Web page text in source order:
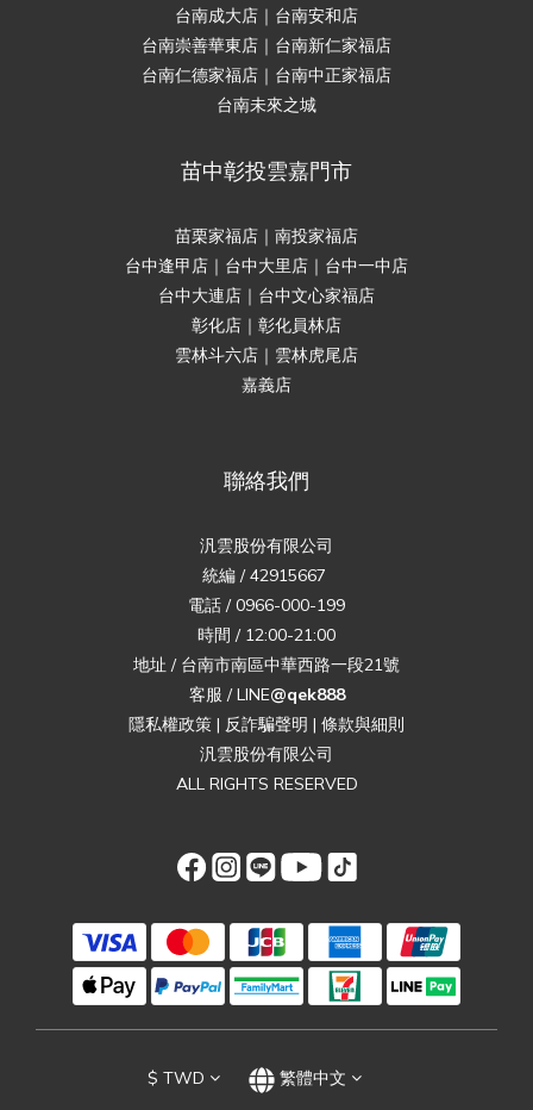
台南成大店｜台南安和店
台南崇善華東店｜台南新仁家福店
台南仁德家福店｜台南中正家福店
台南未來之城
苗中彰投雲嘉門市
苗栗家福店｜南投家福店
台中逢甲店｜台中大里店｜台中一中店
台中大連店｜台中文心家福店
彰化店｜彰化員林店
雲林斗六店｜雲林虎尾店
嘉義店
聯絡我們
汎雲股份有限公司
統編 / 42915667
電話 / 0966-000-199
時間 / 12:00-21:00
地址 / 台南市南區中華西路一段21號
客服 / LINE@qek888
隱私權政策 | 反詐騙聲明 | 條款與細則
汎雲股份有限公司
ALL RIGHTS RESERVED
$ TWD 繁體中文